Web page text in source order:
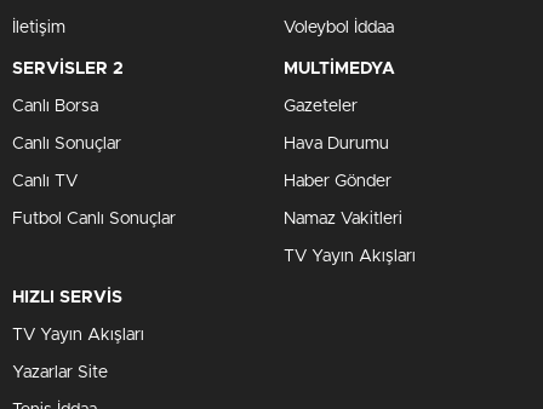
İletişim Voleybol İddaa
SERVİSLER 2
Canlı Borsa
Canlı Sonuçlar
Canlı TV
Futbol Canlı Sonuçlar
MULTİMEDYA
Gazeteler
Hava Durumu
Haber Gönder
Namaz Vakitleri
TV Yayın Akışları
HIZLI SERVİS
TV Yayın Akışları
Yazarlar Site